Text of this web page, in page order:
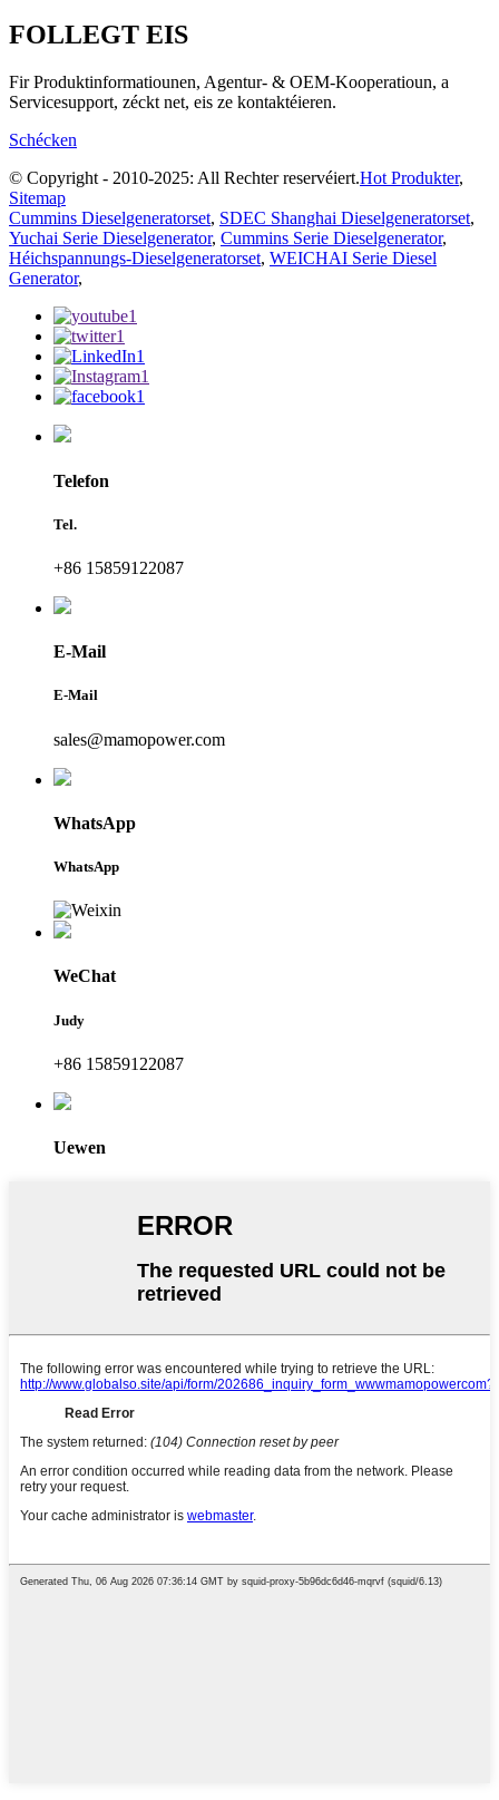
FOLLEGT EIS
Fir Produktinformatiounen, Agentur- & OEM-Kooperatioun, a
Servicesupport, zéckt net, eis ze kontaktéieren.
Schécken
© Copyright - 2010-2025: All Rechter reservéiert.Hot Produkter,
Sitemap
Cummins Dieselgeneratorset, SDEC Shanghai Dieselgeneratorset,
Yuchai Serie Dieselgenerator, Cummins Serie Dieselgenerator,
Héichspannungs-Dieselgeneratorset, WEICHAI Serie Diesel
Generator,
Telefon
Tel.
+86 15859122087
E-Mail
E-Mail
sales@mamopower.com
WhatsApp
WhatsApp
WeChat
Judy
+86 15859122087
Uewen